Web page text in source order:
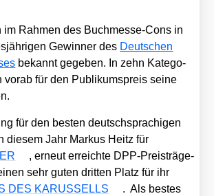
im Rah­men des Buch­mes­se-Cons in
Gewin­ner des Deut­schen
bekannt gege­ben. In zehn Kate­go­
vor­ab für den Publi­kums­preis sei­ne
für den bes­ten deutsch­spra­chi­gen
die­sem Jahr Mar­kus Heitz für
, erneut erreich­te DPP-Preis­trä­ge­
sehr guten drit­ten Platz für ihr
DES KARUSSELLS
. Als bes­tes